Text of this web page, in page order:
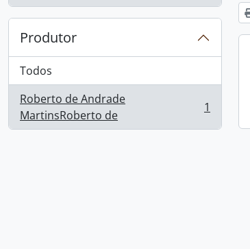
Produtor
Todos
Roberto de Andrade
MartinsRoberto de
, 1 resultados 1